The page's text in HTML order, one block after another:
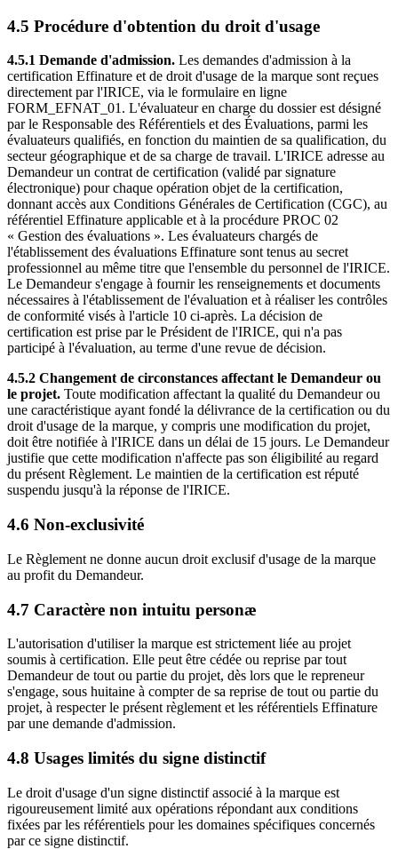
4.5 Procédure d'obtention du droit d'usage
4.5.1 Demande d'admission. Les demandes d'admission à la
certification Effinature et de droit d'usage de la marque sont reçues
directement par l'IRICE, via le formulaire en ligne
FORM_EFNAT_01. L'évaluateur en charge du dossier est désigné
par le Responsable des Référentiels et des Évaluations, parmi les
évaluateurs qualifiés, en fonction du maintien de sa qualification, du
secteur géographique et de sa charge de travail. L'IRICE adresse au
Demandeur un contrat de certification (validé par signature
électronique) pour chaque opération objet de la certification,
donnant accès aux Conditions Générales de Certification (CGC), au
référentiel Effinature applicable et à la procédure PROC 02
« Gestion des évaluations ». Les évaluateurs chargés de
l'établissement des évaluations Effinature sont tenus au secret
professionnel au même titre que l'ensemble du personnel de l'IRICE.
Le Demandeur s'engage à fournir les renseignements et documents
nécessaires à l'établissement de l'évaluation et à réaliser les contrôles
de conformité visés à l'article 10 ci-après. La décision de
certification est prise par le Président de l'IRICE, qui n'a pas
participé à l'évaluation, au terme d'une revue de décision.
4.5.2 Changement de circonstances affectant le Demandeur ou
le projet. Toute modification affectant la qualité du Demandeur ou
une caractéristique ayant fondé la délivrance de la certification ou du
droit d'usage de la marque, y compris une modification du projet,
doit être notifiée à l'IRICE dans un délai de 15 jours. Le Demandeur
justifie que cette modification n'affecte pas son éligibilité au regard
du présent Règlement. Le maintien de la certification est réputé
suspendu jusqu'à la réponse de l'IRICE.
4.6 Non-exclusivité
Le Règlement ne donne aucun droit exclusif d'usage de la marque
au profit du Demandeur.
4.7 Caractère non intuitu personæ
L'autorisation d'utiliser la marque est strictement liée au projet
soumis à certification. Elle peut être cédée ou reprise par tout
Demandeur de tout ou partie du projet, dès lors que le repreneur
s'engage, sous huitaine à compter de sa reprise de tout ou partie du
projet, à respecter le présent règlement et les référentiels Effinature
par une demande d'admission.
4.8 Usages limités du signe distinctif
Le droit d'usage d'un signe distinctif associé à la marque est
rigoureusement limité aux opérations répondant aux conditions
fixées par les référentiels pour les domaines spécifiques concernés
par ce signe distinctif.